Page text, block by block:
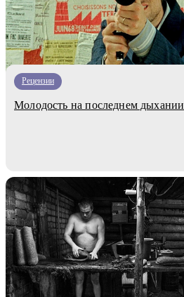
Рецензии
Молодость на последнем дыхании